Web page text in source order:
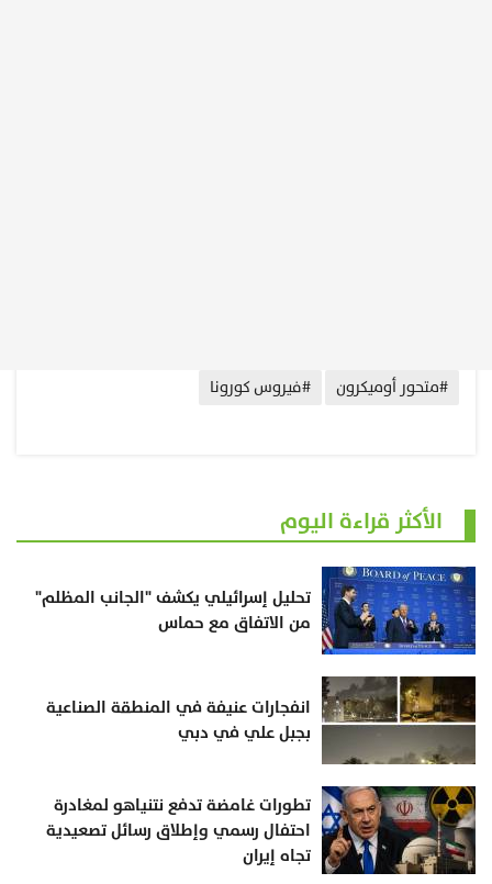
#متحور أوميكرون #فيروس كورونا
الأكثر قراءة اليوم
تحليل إسرائيلي يكشف "الجانب المظلم"
من الاتفاق مع حماس
انفجارات عنيفة في المنطقة الصناعية
بجبل علي في دبي
تطورات غامضة تدفع نتنياهو لمغادرة
احتفال رسمي وإطلاق رسائل تصعيدية
تجاه إيران